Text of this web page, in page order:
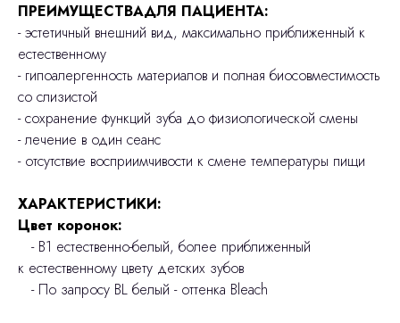
ПРЕИМУЩЕСТВАДЛЯ ПАЦИЕНТА:
- эстетичный внешний вид, максимально приближенный к
естественному
- гипоалергенность материалов и полная биосовместимость
со слизистой
- сохранение функций зуба до физиологической смены
- лечение в один сеанс
- отсутствие восприимчивости к смене температуры пищи
ХАРАКТЕРИСТИКИ:
Цвет коронок:
- В1 естественно-белый, более приближенный
к естественному цвету детских зубов
- По запросу BL белый - оттенка Bleach